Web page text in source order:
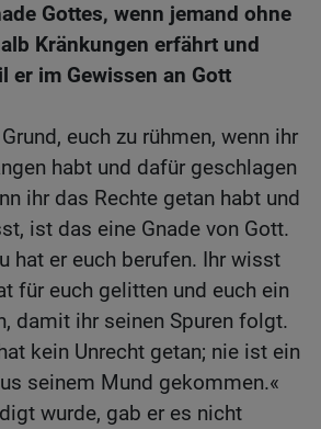
Gottes, wenn jemand ohne
Kränkungen erfährt und
er im Gewissen an Gott
euch zu rühmen, wenn ihr
habt und dafür geschlagen
ihr das Rechte getan habt und
ist das eine Gnade von Gott.
hat er euch berufen. Ihr wisst
für euch gelitten und euch ein
damit ihr seinen Spuren folgt.
kein Unrecht getan; nie ist ein
seinem Mund gekommen.«
wurde, gab er es nicht